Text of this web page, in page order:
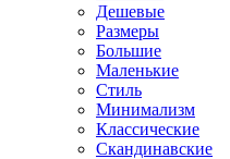
Дешевые
Размеры
Большие
Маленькие
Стиль
Минимализм
Классические
Скандинавские